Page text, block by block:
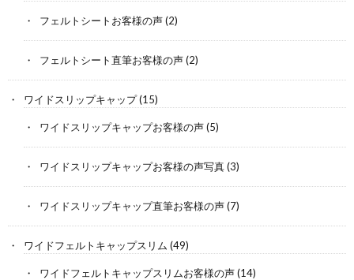
フェルトシートお客様の声(2)
フェルトシート直筆お客様の声(2)
ワイドスリップキャップ(15)
ワイドスリップキャップお客様の声(5)
ワイドスリップキャップお客様の声写真(3)
ワイドスリップキャップ直筆お客様の声(7)
ワイドフェルトキャップスリム (49)
ワイドフェルトキャップスリムお客様の声(14)